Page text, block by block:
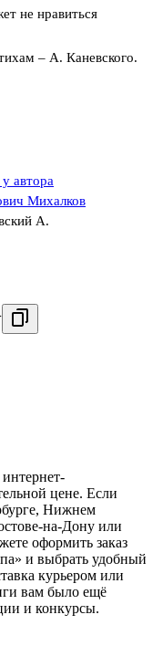
не нравиться
– А. Каневского.
автора
Михалков
А.
цене. Если
Нижнем
на-Дону или
оформить заказ
и выбрать удобный
курьером или
вам было ещё
и конкурсы.